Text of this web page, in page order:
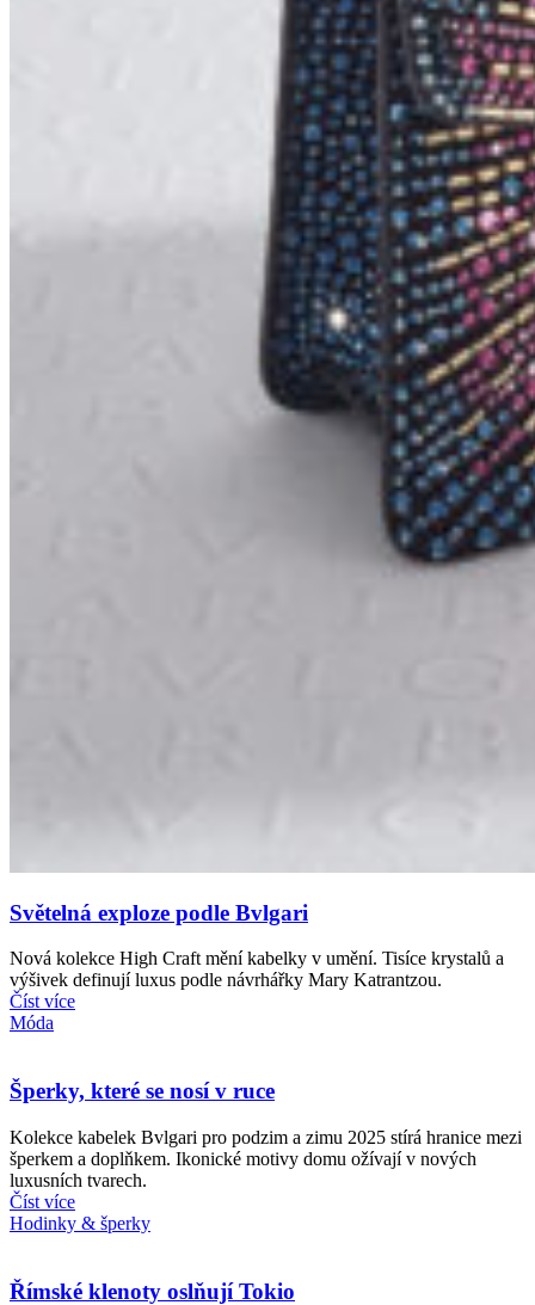
Světelná exploze podle Bvlgari
Nová kolekce High Craft mění kabelky v umění. Tisíce krystalů a
výšivek definují luxus podle návrhářky Mary Katrantzou.
Číst více
Móda
Šperky, které se nosí v ruce
Kolekce kabelek Bvlgari pro podzim a zimu 2025 stírá hranice mezi
šperkem a doplňkem. Ikonické motivy domu ožívají v nových
luxusních tvarech.
Číst více
Hodinky & šperky
Římské klenoty oslňují Tokio